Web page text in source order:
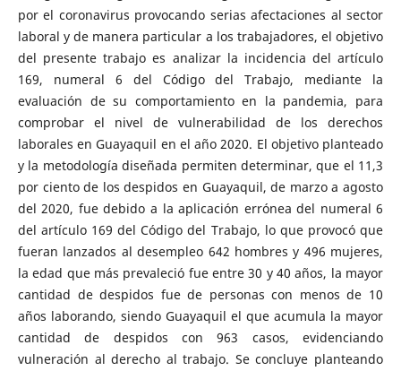
por el coronavirus provocando serias afectaciones al sector
laboral y de manera particular a los trabajadores, el objetivo
del presente trabajo es analizar la incidencia del artículo
169, numeral 6 del Código del Trabajo, mediante la
evaluación de su comportamiento en la pandemia, para
comprobar el nivel de vulnerabilidad de los derechos
laborales en Guayaquil en el año 2020. El objetivo planteado
y la metodología diseñada permiten determinar, que el 11,3
por ciento de los despidos en Guayaquil, de marzo a agosto
del 2020, fue debido a la aplicación errónea del numeral 6
del artículo 169 del Código del Trabajo, lo que provocó que
fueran lanzados al desempleo 642 hombres y 496 mujeres,
la edad que más prevaleció fue entre 30 y 40 años, la mayor
cantidad de despidos fue de personas con menos de 10
años laborando, siendo Guayaquil el que acumula la mayor
cantidad de despidos con 963 casos, evidenciando
vulneración al derecho al trabajo. Se concluye planteando